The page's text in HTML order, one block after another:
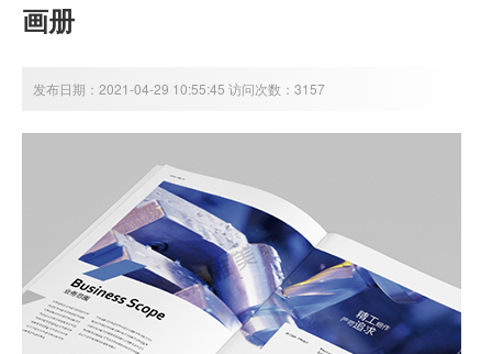
画册
发布日期：2021-04-29 10:55:45 访问次数：3157